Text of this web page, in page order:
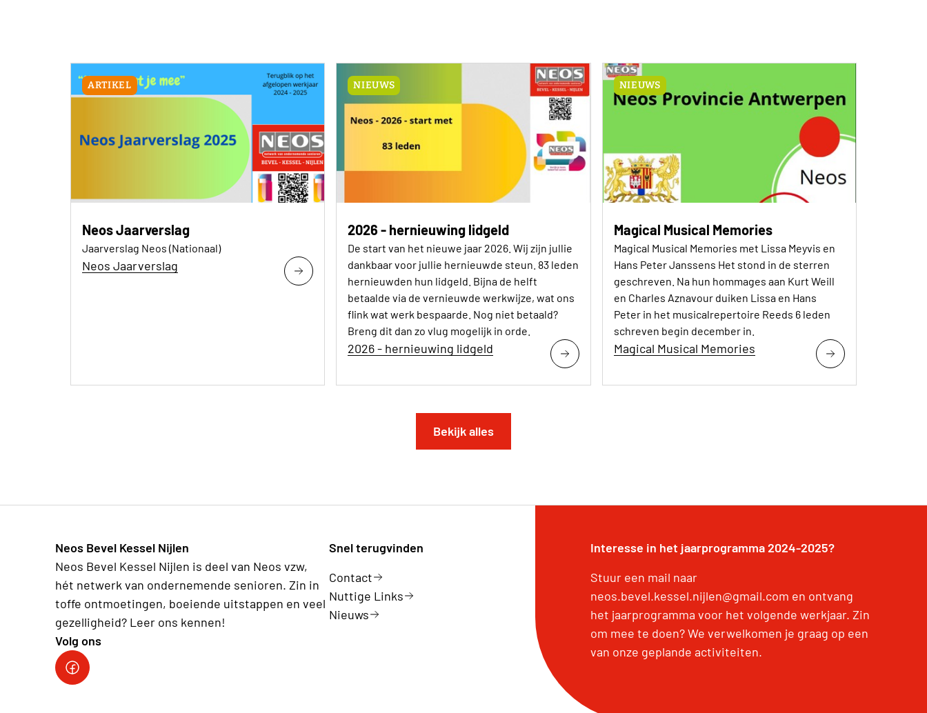
ARTIKEL
Neos Jaarverslag
Jaarverslag Neos (Nationaal)
Neos Jaarverslag
NIEUWS
2026 - hernieuwing lidgeld
De start van het nieuwe jaar 2026. Wij zijn jullie
dankbaar voor jullie hernieuwde steun. 83 leden
hernieuwden hun lidgeld. Bijna de helft
betaalde via de vernieuwde werkwijze, wat ons
flink wat werk bespaarde. Nog niet betaald?
Breng dit dan zo vlug mogelijk in orde.
2026 - hernieuwing lidgeld
NIEUWS
Magical Musical Memories
Magical Musical Memories met Lissa Meyvis en
Hans Peter Janssens Het stond in de sterren
geschreven. Na hun hommages aan Kurt Weill
en Charles Aznavour duiken Lissa en Hans
Peter in het musicalrepertoire Reeds 6 leden
schreven begin december in.
Magical Musical Memories
Bekijk alles
Neos Bevel Kessel Nijlen
Neos Bevel Kessel Nijlen is deel van Neos vzw,
hét netwerk van ondernemende senioren. Zin in
toffe ontmoetingen, boeiende uitstappen en veel
gezelligheid? Leer ons kennen!
Volg ons
Onze facebookpagina: Neos Bevel Kessel Nijlen
Snel terugvinden
Contact
Nuttige Links
Nieuws
Interesse in het jaarprogramma 2024-2025?
Stuur een mail naar
neos.bevel.kessel.nijlen@gmail.com en ontvang
het jaarprogramma voor het volgende werkjaar. Zin
om mee te doen? We verwelkomen je graag op een
van onze geplande activiteiten.